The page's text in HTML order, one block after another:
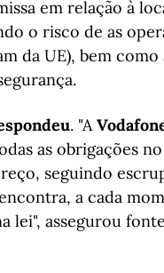
em relação à
o risco de as
da UE), bem como
. "A
as obrigações
seguindo
a cada
lei", assegurou